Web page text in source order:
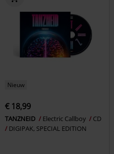
Nieuw
€ 18,99
TANZNEID Electric Callboy
CD
DIGIPAK, SPECIAL EDITION